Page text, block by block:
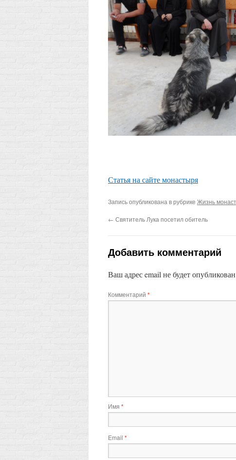
Статья на сайте монастыря
Запись опубликована в рубрике Жизнь
← Святитель Лука посетил обитель
Добавить комментарий
Ваш адрес email не будет
Комментарий *
Имя *
Email *